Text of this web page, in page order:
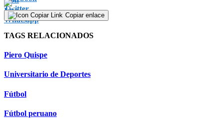
Copiar enlace
TAGS RELACIONADOS
Piero Quispe
Universitario de Deportes
Fútbol
Fútbol peruano